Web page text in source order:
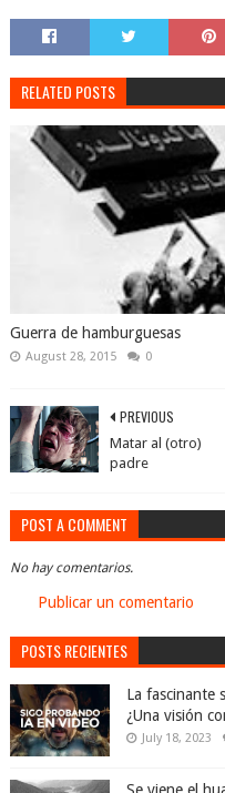
RELATED POSTS
Guerra de hamburguesas
August 28, 2015 0
PREVIOUS
Matar al (otro)
padre
POST A COMMENT
No hay comentarios.
Publicar un comentario
POSTS RECIENTES
La fascinante
¿Una visión
July 18, 2023